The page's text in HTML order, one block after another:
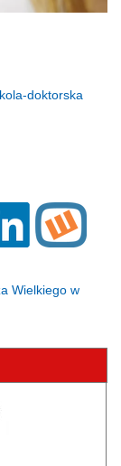
doktorska
Wielkiego w